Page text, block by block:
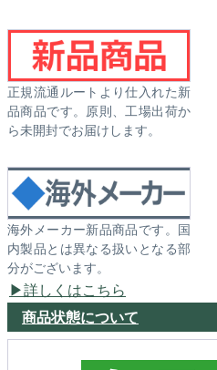
正規流通ルートより仕入れた新
品商品です。原則、工場出荷か
ら未開封でお届けします。
海外メーカー新品商品です。国
内製品とは異なる扱いとなる部
分がございます。
詳しくはこちら
商品状態について